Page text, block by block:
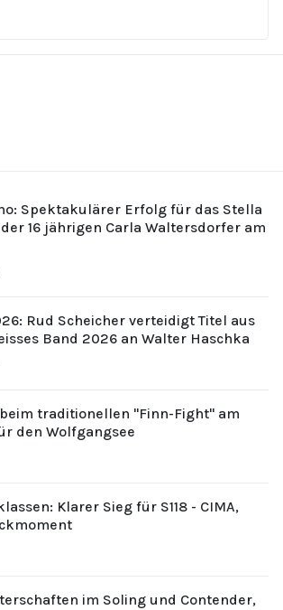
Spektakulärer Erfolg für das Stella
16 jährigen Carla Waltersdorfer am
Rud Scheicher verteidigt Titel aus
Band 2026 an Walter Haschka
traditionellen "Finn-Fight" am
den Wolfgangsee
Klarer Sieg für S118 - CIMA,
im Soling und Contender,